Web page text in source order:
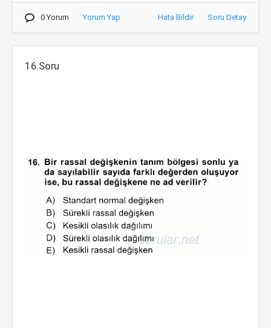
0 Yorum Yorum Yap Hata Bildir Soru Detay
16.Soru